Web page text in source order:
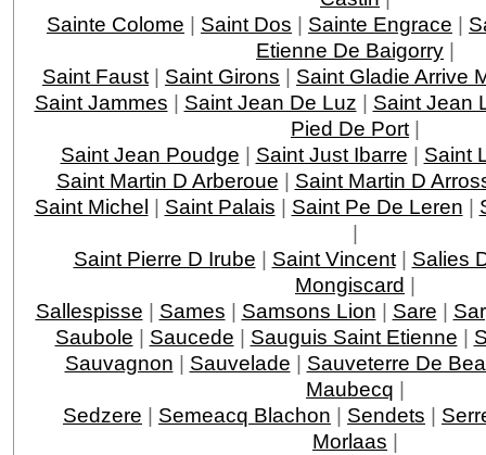
Sainte Colome | Saint Dos | Sainte Engrace |
Etienne De Baigorry |
Saint Faust | Saint Girons | Saint Gladie Arrive
Saint Jammes | Saint Jean De Luz | Saint Jean
Pied De Port |
Saint Jean Poudge | Saint Just Ibarre | Saint
Saint Martin D Arberoue | Saint Martin D
Saint Michel | Saint Palais | Saint Pe De Leren |
|
Saint Pierre D Irube | Saint Vincent| Salies
Mongiscard |
Sallespisse | Sames | Samsons Lion | Sare |
Saubole | Saucede | Sauguis Saint Etienne |
Sauvagnon | Sauvelade | Sauveterre De
Maubecq |
Sedzere | Semeacq Blachon | Sendets |
Morlaas |